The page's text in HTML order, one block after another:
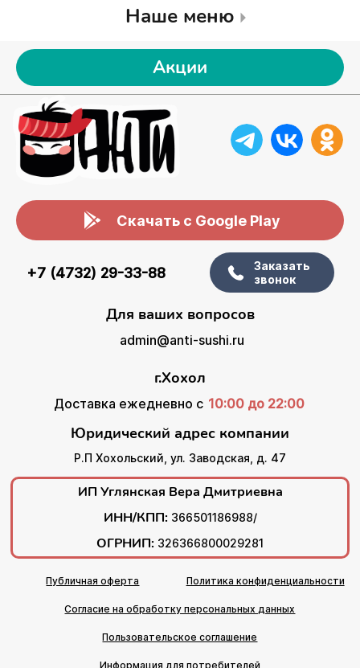
Наше меню
Акции
Скачать с Google Play
+7 (4732) 29-33-88
Заказать
звонок
Для ваших вопросов
admin@anti-sushi.ru
г.Хохол
Доставка ежедневно с 10:00 до 22:00
Юридический адрес компании
Р.П Хохольский, ул. Заводская, д. 47
ИП Углянская Вера Дмитриевна
ИНН/КПП: 366501186988/
ОГРНИП: 326366800029281
Публичная оферта Политика конфиденциальности
Согласие на обработку персональных данных
Пользовательское соглашение
Информация для потребителей